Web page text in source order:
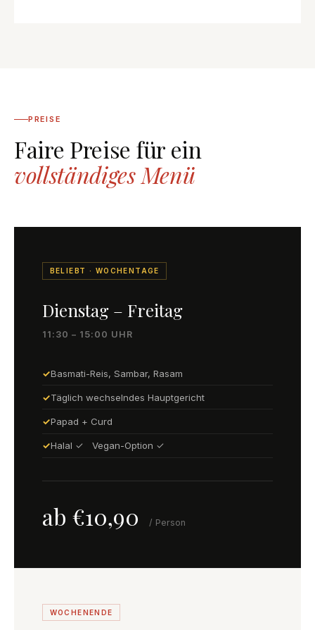
PREISE
Faire Preise für ein
vollständiges Menü
BELIEBT · WOCHENTAGE
Dienstag – Freitag
11:30 – 15:00 UHR
Basmati-Reis, Sambar, Rasam
Täglich wechselndes Hauptgericht
Papad + Curd
Halal ✓ Vegan-Option ✓
ab €10,90 / Person
WOCHENENDE